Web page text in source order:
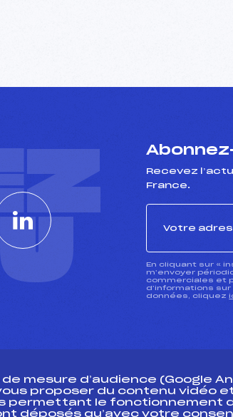
Recevez
France.
En cliquant sur «
m’envoyer
commerciales et
d’informations
données, cliquez
mesure d’audience (Google
proposer du contenu vidéo
permettant le fonctionnement
déposés qu’avec votre